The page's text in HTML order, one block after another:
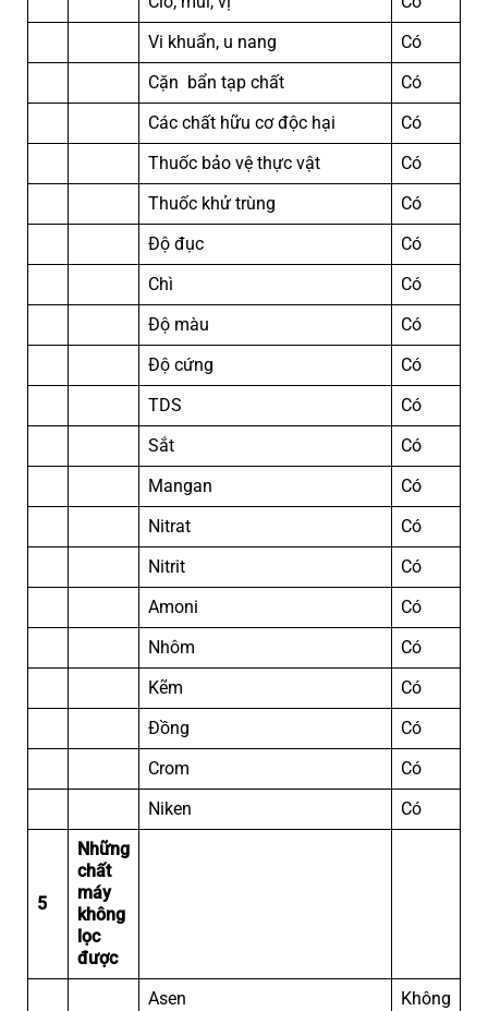
Vi khuẩn, u nang
Có
Cặn bẩn tạp chất
Có
Các chất hữu cơ độc hại
Có
Thuốc bảo vệ thực vật
Có
Thuốc khử trùng
Có
Độ đục
Có
Chì
Có
Độ màu
Có
Độ cứng
Có
TDS
Có
Sắt
Có
Mangan
Có
Nitrat
Có
Nitrit
Có
Amoni
Có
Nhôm
Có
Kẽm
Có
Đồng
Có
Crom
Có
Niken
Có
5
Những
chất
máy
không
lọc
được
Asen
Không